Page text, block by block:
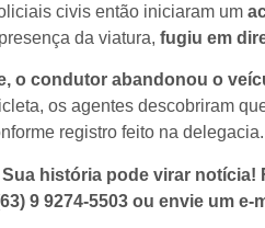
civis então iniciaram um
da viatura, fugiu em
o condutor abandonou o
os agentes descobriram
registro feito na delegacia.
história pode virar notícia!
9 9274-5503 ou envie um e-